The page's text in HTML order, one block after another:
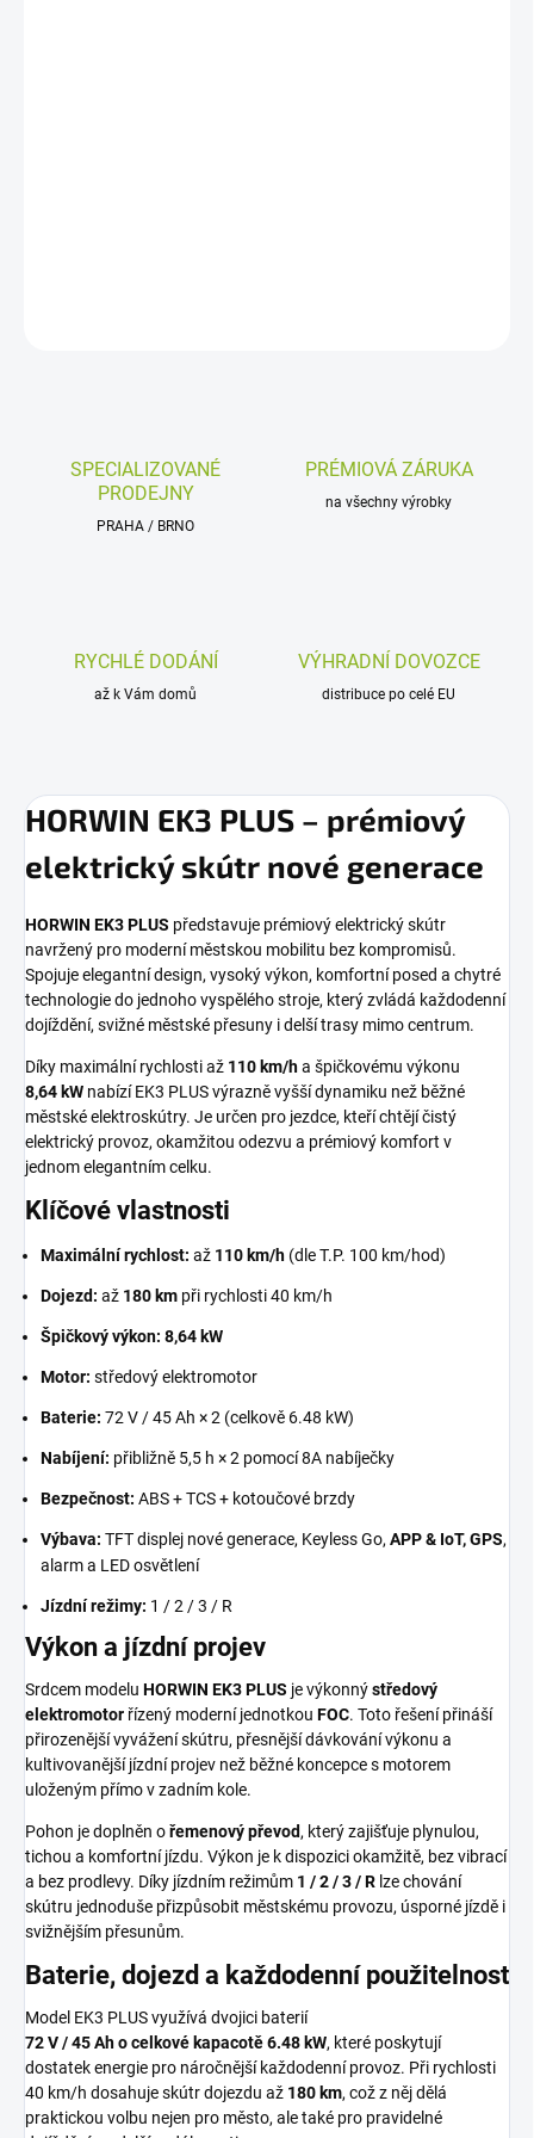
SPECIALIZOVANÉ
PRODEJNY
PRAHA / BRNO
PRÉMIOVÁ ZÁRUKA
na všechny výrobky
RYCHLÉ DODÁNÍ
až k Vám domů
VÝHRADNÍ DOVOZCE
distribuce po celé EU
HORWIN EK3 PLUS – prémiový
elektrický skútr nové generace
HORWIN EK3 PLUS představuje prémiový elektrický skútr
navržený pro moderní městskou mobilitu bez kompromisů.
Spojuje elegantní design, vysoký výkon, komfortní posed a chytré
technologie do jednoho vyspělého stroje, který zvládá každodenní
dojíždění, svižné městské přesuny i delší trasy mimo centrum.
Díky maximální rychlosti až 110 km/ha špičkovému výkonu
8,64 kW nabízí EK3 PLUS výrazně vyšší dynamiku než běžné
městské elektroskútry. Je určen pro jezdce, kteří chtějí čistý
elektrický provoz, okamžitou odezvu a prémiový komfort v
jednom elegantním celku.
Klíčové vlastnosti
Maximální rychlost: až 110 km/h(dle T.P. 100 km/hod)
Dojezd: až 180 kmpři rychlosti40 km/h
Špičkový výkon: 8,64 kW
Motor: středový elektromotor
Baterie: 72 V / 45 Ah × 2 (celkově 6.48 kW)
Nabíjení: přibližně 5,5 h × 2 pomocí 8A nabíječky
Bezpečnost: ABS + TCS + kotoučové brzdy
Výbava: TFT displej nové generace, Keyless Go, APP & IoT, GPS,
alarm a LED osvětlení
Jízdní režimy: 1 / 2 / 3 / R
Výkon a jízdní projev
Srdcem modelu HORWIN EK3 PLUS je výkonnýstředový
elektromotor řízený moderní jednotkou FOC. Toto řešení přináší
přirozenější vyvážení skútru, přesnější dávkování výkonu a
kultivovanější jízdní projev než běžné koncepce s motorem
uloženým přímo v zadním kole.
Pohon je doplněn ořemenový převod, který zajišťuje plynulou,
tichou a komfortní jízdu. Výkon je k dispozici okamžitě, bez vibrací
a bez prodlevy. Díky jízdním režimům 1 / 2 / 3 / R lze chování
skútru jednoduše přizpůsobit městskému provozu, úsporné jízdě i
svižnějším přesunům.
Baterie, dojezd a každodenní použitelnost
Model EK3 PLUS využívá dvojici baterií
72 V / 45 Ah o celkové kapacotě 6.48 kW, které poskytují
dostatek energie pro náročnější každodenní provoz. Při rychlosti
40 km/h dosahuje skútr dojezdu až 180 km, což z něj dělá
praktickou volbu nejen pro město, ale také pro pravidelné